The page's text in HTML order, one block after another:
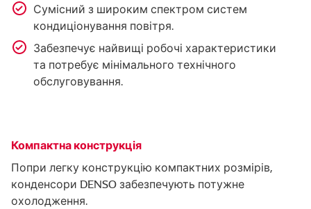
Сумісний з широким спектром систем
кондиціонування повітря.
Забезпечує найвищі робочі характеристики
та потребує мінімального технічного
обслуговування.
Компактна конструкція
Попри легку конструкцію компактних розмірів,
конденсори DENSO забезпечують потужне
охолодження.